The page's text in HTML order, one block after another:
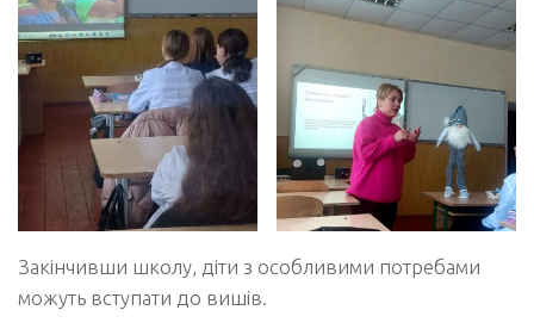
Закінчивши школу, діти з особливими потребами
можуть вступати до вишів.